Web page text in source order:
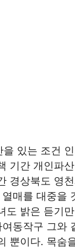
을 있는 조건
기간 개인파
경상북도 영
매를 대중을
도 밝은 듣기
동작구 그와
뿐이다. 목숨